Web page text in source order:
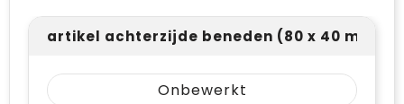
artikel achterzijde beneden (80 x 40 mm)
Onbewerkt